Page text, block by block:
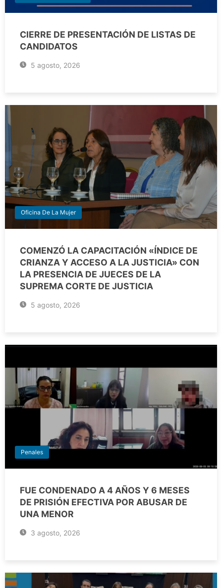
CIERRE DE PRESENTACIÓN DE LISTAS DE
CANDIDATOS
5 agosto, 2026
Oficina De La Mujer
COMENZÓ LA CAPACITACIÓN «ÍNDICE DE
CRIANZA Y ACCESO A LA JUSTICIA» CON
LA PRESENCIA DE JUECES DE LA
SUPREMA CORTE DE JUSTICIA
5 agosto, 2026
Penales
FUE CONDENADO A 4 AÑOS Y 6 MESES
DE PRISIÓN EFECTIVA POR ABUSAR DE
UNA MENOR
3 agosto, 2026